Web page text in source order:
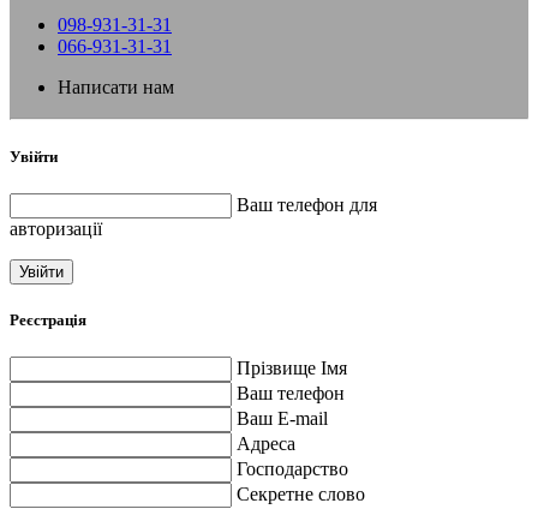
098-931-31-31
066-931-31-31
Написати нам
Увійти
Ваш телефон для
авторизації
Увійти
Реєстрація
Прізвище Імя
Ваш телефон
Ваш E-mail
Адреса
Господарство
Секретне слово